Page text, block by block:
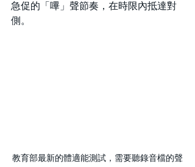
急促的「嗶」聲節奏，在時限內抵達對
側。
教育部最新的體適能測試，需要聽錄音檔的聲